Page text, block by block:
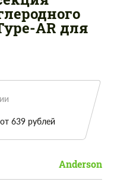
AR для
639 рублей
Anderson